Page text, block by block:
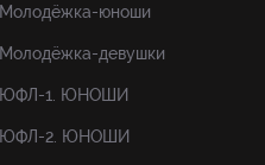
Молодёжка-юноши
Молодёжка-девушки
ЮФЛ-1. ЮНОШИ
ЮФЛ-2. ЮНОШИ